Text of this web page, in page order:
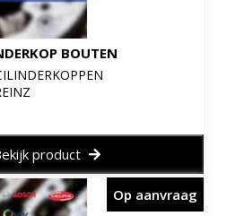
BOUTEN
product
Op aanvraag